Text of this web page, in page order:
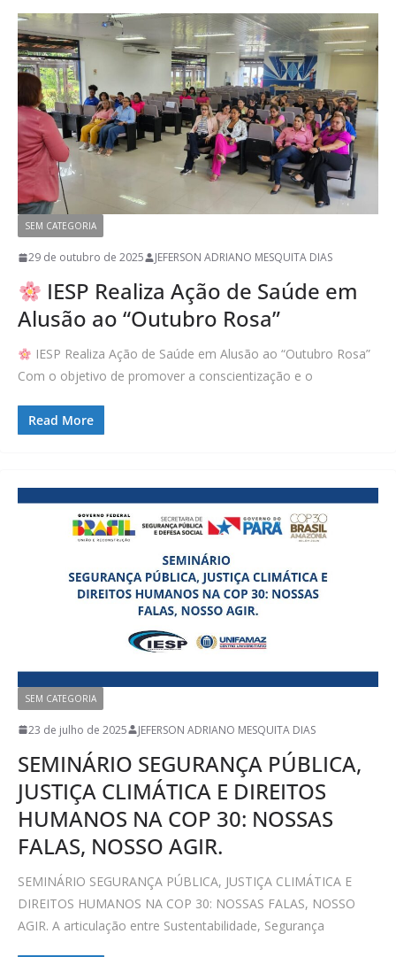
SEM CATEGORIA
29 de outubro de 2025 JEFERSON ADRIANO MESQUITA DIAS
IESP Realiza Ação de Saúde em
Alusão ao “Outubro Rosa”
IESP Realiza Ação de Saúde em Alusão ao “Outubro Rosa”
Com o objetivo de promover a conscientização e o
Read More
SEM CATEGORIA
23 de julho de 2025 JEFERSON ADRIANO MESQUITA DIAS
SEMINÁRIO SEGURANÇA PÚBLICA,
JUSTIÇA CLIMÁTICA E DIREITOS
HUMANOS NA COP 30: NOSSAS
FALAS, NOSSO AGIR.
SEMINÁRIO SEGURANÇA PÚBLICA, JUSTIÇA CLIMÁTICA E
DIREITOS HUMANOS NA COP 30: NOSSAS FALAS, NOSSO
AGIR. A articulação entre Sustentabilidade, Segurança